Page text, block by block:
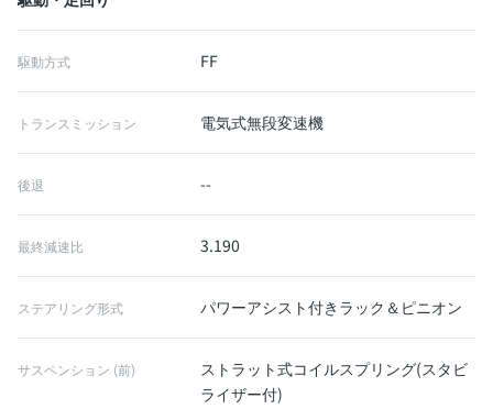
駆動方式 FF
トランスミッション 電気式無段変速機
後退 --
最終減速比 3.190
ステアリング形式 パワーアシスト付きラック＆ピニオン
サスペンション (前)
ストラット式コイルスプリング(スタビ
ライザー付)